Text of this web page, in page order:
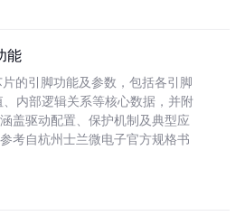
能
的引脚功能及参数，包括各引脚
内部逻辑关系等核心数据，并附
盖驱动配置、保护机制及典型应
考自杭州士兰微电子官方规格书